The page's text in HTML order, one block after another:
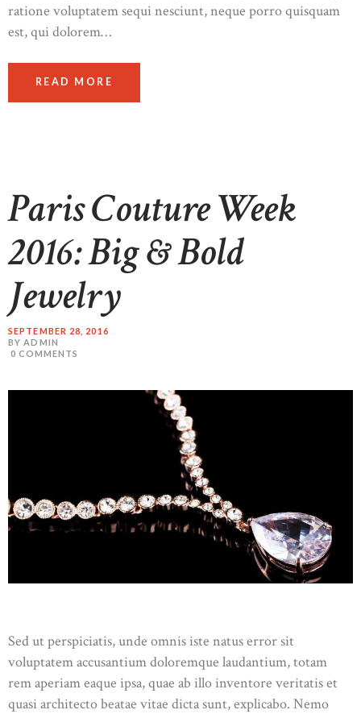
HOME
ABOUT US
CONTACT US
ratione voluptatem sequi nesciunt, neque porro quisquam
est, qui dolorem…
READ MORE
Paris Couture Week
2016: Big & Bold
Jewelry
SEPTEMBER 28, 2016
BY ADMIN
0 COMMENTS
Sed ut perspiciatis, unde omnis iste natus error sit
voluptatem accusantium doloremque laudantium, totam
rem aperiam eaque ipsa, quae ab illo inventore veritatis et
quasi architecto beatae vitae dicta sunt, explicabo. Nemo